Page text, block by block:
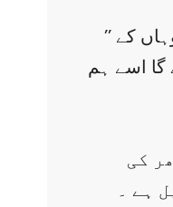
’’ بلا شبہ جو لوگ کافر ہیں اور لوگوں کو اللہ تعالیٰ کی راہ سے اور مسجد حرام سے روکتے ہیں ، وہ ( مسجد حرام) جس میں ہم نے وہاں کے
گا اسے ہم
کی
ہے ۔